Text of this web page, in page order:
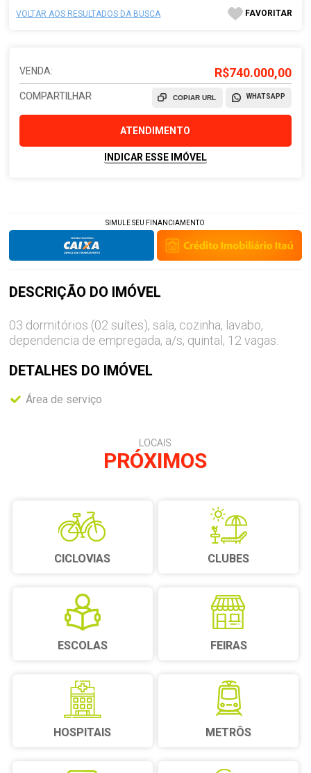
VOLTAR AOS RESULTADOS DA BUSCA FAVORITAR
VENDA: R$740.000,00
COMPARTILHAR WHATSAPP
COPIAR URL
ATENDIMENTO
INDICAR ESSE IMÓVEL
SIMULE SEU FINANCIAMENTO
DESCRIÇÃO DO IMÓVEL
03 dormitórios (02 suítes), sala, cozinha, lavabo,
dependencia de empregada, a/s, quintal, 12 vagas.
DETALHES DO IMÓVEL
Área de serviço
LOCAIS
PRÓXIMOS
CICLOVIAS CLUBES
ESCOLAS FEIRAS
HOSPITAIS METRÔS